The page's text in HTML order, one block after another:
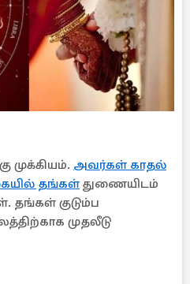
முக்கியம். அவர்கள் காதல்
தங்கள் துணையிடம்
தங்கள் குடும்ப
முதலீடு